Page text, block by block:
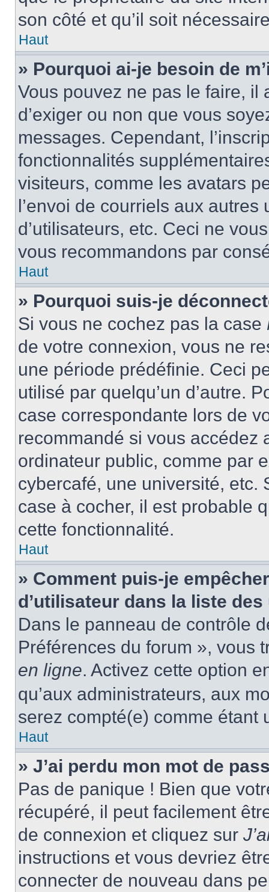
son côté et qu’il soit
Haut
» Pourquoi ai-je besoin de
Vous pouvez ne pas le faire, il
d’exiger ou non que vous
messages. Cependant,
fonctionnalités
visiteurs, comme les avatars
l’envoi de courriels aux
d’utilisateurs, etc. Ceci ne
vous recommandons par
Haut
» Pourquoi suis-je
Si vous ne cochez pas la case
de votre connexion, vous ne
une période prédéfinie. Ceci
utilisé par quelqu’un d’autre.
case correspondante lors de
recommandé si vous accédez
ordinateur public, comme par
cybercafé, une université, etc.
case à cocher, il est probable
cette fonctionnalité.
Haut
» Comment puis-je
d’utilisateur dans la liste
Dans le panneau de contrôle
Préférences du forum », vous
en ligne. Activez cette option
qu’aux administrateurs, aux
serez compté(e) comme étant
Haut
» J’ai perdu mon mot de
Pas de panique ! Bien que
récupéré, il peut facilement
de connexion et cliquez sur
instructions et vous devriez
connecter de nouveau dans